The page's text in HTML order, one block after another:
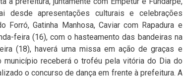
desde apresentações culturais e celebrações
Gatinha Manhosa, Caviar com Rapadura e
feira (16), com o hasteamento das bandeiras na
(18), haverá uma missa em ação de graças e
receberá o troféu pela vitória do Dia do
o concurso de dança em frente à prefeitura. A